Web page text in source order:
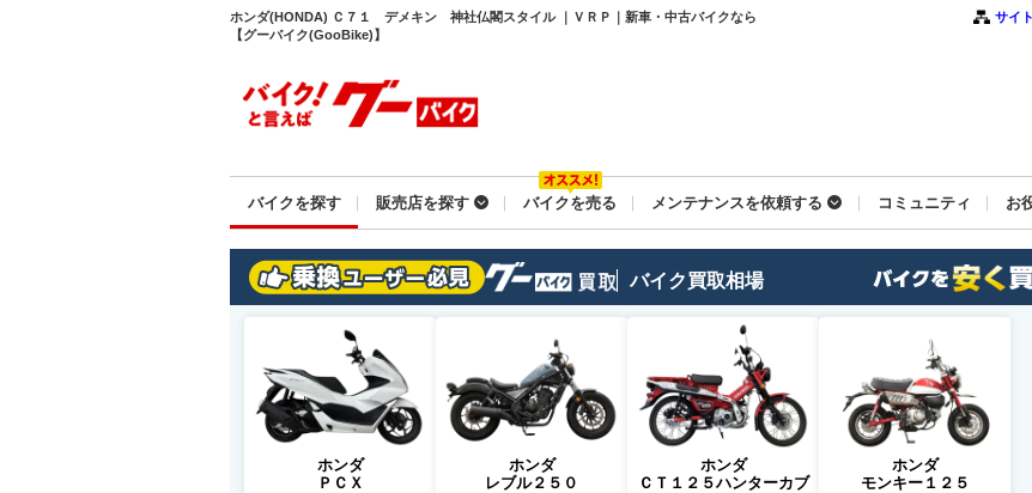
ホンダ(HONDA) Ｃ７１ デメキン 神社仏閣スタイル ｜ＶＲＰ｜新車・中古バイクなら
【グーバイク(GooBike)】
サイ
バイクを探す 販売店を探す バイクを売る メンテナンスを依頼する コミュニティ お
バイク買取相場
ホンダ
ＰＣＸ
ホンダ
レブル２５０
ホンダ
ＣＴ１２５ハンターカブ
ホンダ
モンキー１２５